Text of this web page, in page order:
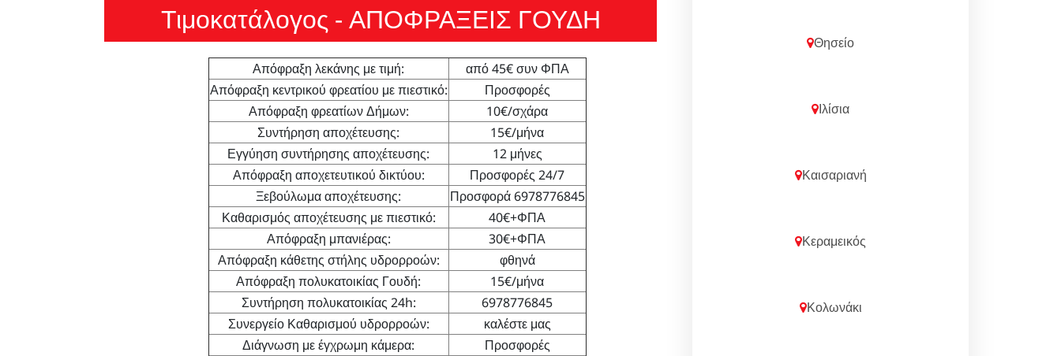
Τιμοκατάλογος - ΑΠΟΦΡΑΞΕΙΣ ΓΟΥΔΗ
Απόφραξη λεκάνης με τιμή:
από 45€ συν ΦΠΑ
Απόφραξη κεντρικού φρεατίου με πιεστικό:
Προσφορές
Απόφραξη φρεατίων Δήμων:
10€/σχάρα
Συντήρηση αποχέτευσης:
15€/μήνα
Εγγύηση συντήρησης αποχέτευσης:
12 μήνες
Απόφραξη αποχετευτικού δικτύου:
Προσφορές 24/7
Ξεβούλωμα αποχέτευσης:
Προσφορά 6978776845
Καθαρισμός αποχέτευσης με πιεστικό:
40€+ΦΠΑ
Απόφραξη μπανιέρας:
30€+ΦΠΑ
Απόφραξη κάθετης στήλης υδρορροών:
φθηνά
Απόφραξη πολυκατοικίας Γουδή:
15€/μήνα
Συντήρηση πολυκατοικίας 24h:
6978776845
Συνεργείο Καθαρισμού υδρορροών:
καλέστε μας
Διάγνωση με έγχρωμη κάμερα:
Προσφορές
Θησείο
Ιλίσια
Καισαριανή
Κεραμεικός
Κολωνάκι